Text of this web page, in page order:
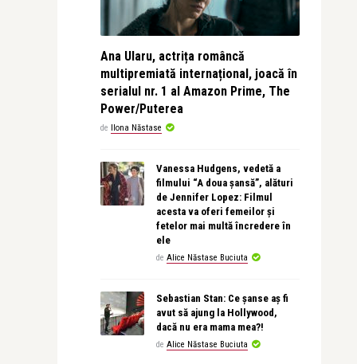
Ana Ularu, actrița româncă
multipremiată internațional, joacă în
serialul nr. 1 al Amazon Prime, The
Power/Puterea
de Ilona Năstase
Vanessa Hudgens, vedetă a
filmului “A doua șansă”, alături
de Jennifer Lopez: Filmul
acesta va oferi femeilor și
fetelor mai multă încredere în
ele
de Alice Năstase Buciuta
Sebastian Stan: Ce șanse aș fi
avut să ajung la Hollywood,
dacă nu era mama mea?!
de Alice Năstase Buciuta